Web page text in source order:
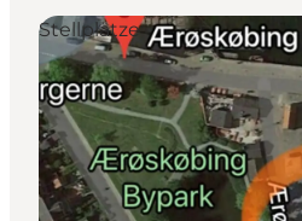
Stellplätze